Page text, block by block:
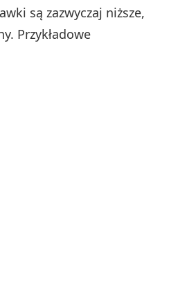
są zazwyczaj niższe,
Przykładowe